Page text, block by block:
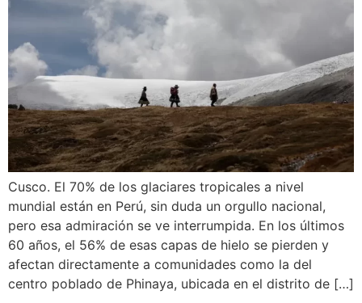
Cusco. El 70% de los glaciares tropicales a nivel
mundial están en Perú, sin duda un orgullo nacional,
pero esa admiración se ve interrumpida. En los últimos
60 años, el 56% de esas capas de hielo se pierden y
afectan directamente a comunidades como la del
centro poblado de Phinaya, ubicada en el distrito de […]